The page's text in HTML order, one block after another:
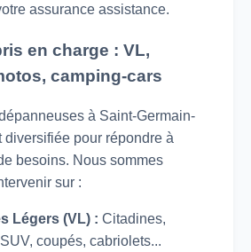
assurance assistance.
en charge : VL,
camping-cars
à Saint-Germain-
diversifiée pour répondre à
besoins. Nous sommes
sur :
Légers (VL) : Citadines,
coupés, cabriolets...